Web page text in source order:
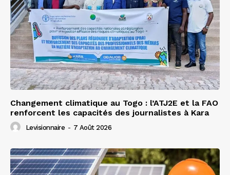
Changement climatique au Togo : l’ATJ2E et la FAO
renforcent les capacités des journalistes à Kara
Levisionnaire - 7 Août 2026